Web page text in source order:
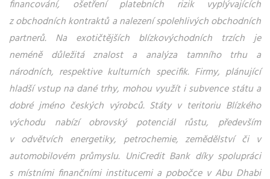
financování, ošetření platebních rizik vyplývajících
z obchodních kontraktů a nalezení spolehlivých obchodních
partnerů. Na exotičtějších blízkovýchodních trzích je
neméně důležitá znalost a analýza tamního trhu a
národních, respektive kulturních specifik. Firmy, plánující
hladší vstup na dané trhy, mohou využít i subvence státu a
dobré jméno českých výrobců. Státy v teritoriu Blízkého
východu nabízí obrovský potenciál růstu, především
v odvětvích energetiky, petrochemie, zemědělství či v
automobilovém průmyslu. UniCredit Bank díky spolupráci
s místními finančními institucemi a pobočce v Abu Dhabi